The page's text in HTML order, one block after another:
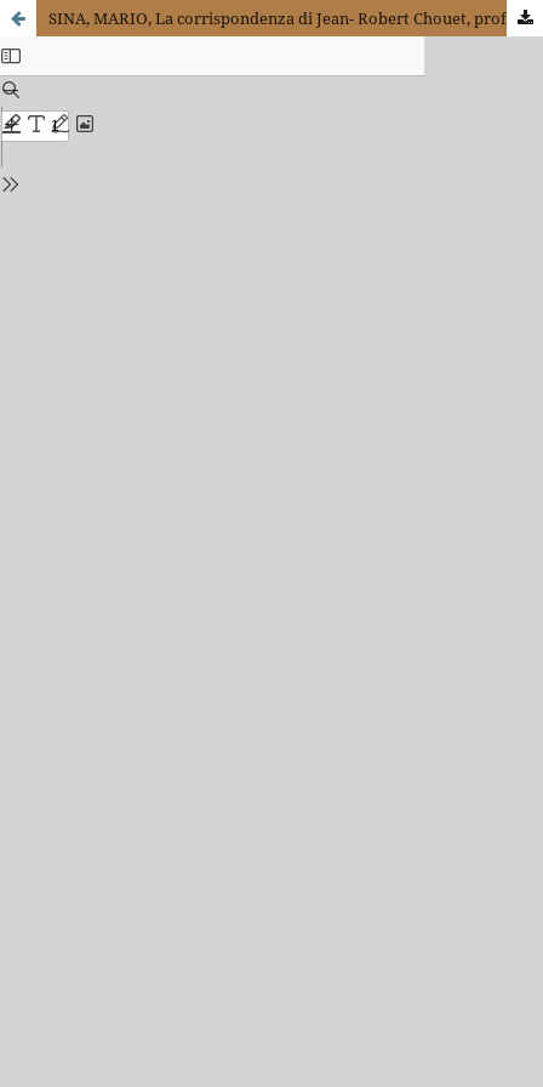
SINA, MARIO, La corrispondenza di Jean- Robert Chouet, professore di filosofia a Saumur e a Ginevra